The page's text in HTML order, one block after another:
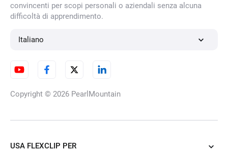
convincenti per scopi personali o aziendali senza alcuna
difficoltà di apprendimento.
Italiano
Copyright © 2026 PearlMountain
USA FLEXCLIP PER